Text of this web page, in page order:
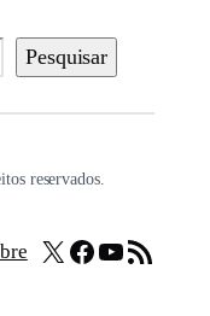
Pesquisar
reservados.
X Facebook
Youtube
Feed RSS